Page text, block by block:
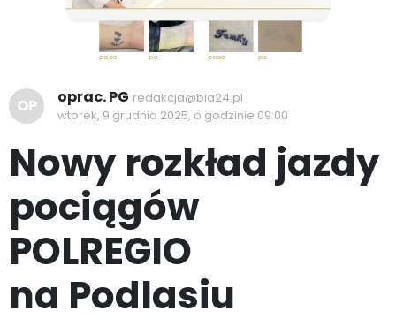
OP oprac. PG redakcja@bia24.pl
wtorek, 9 grudnia 2025, o godzinie 09:00
Nowy rozkład jazdy
pociągów
POLREGIO
na Podlasiu